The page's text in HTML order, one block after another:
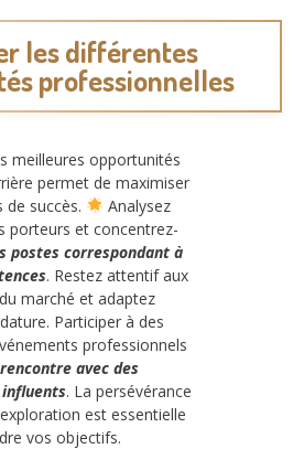
les différentes
professionnelles
meilleures opportunités
permet de maximiser
de succès.
Analysez
porteurs et concentrez-
postes correspondant à
. Restez attentif aux
marché et adaptez
Participer à des
professionnels
avec des
. La persévérance
est essentielle
vos objectifs.